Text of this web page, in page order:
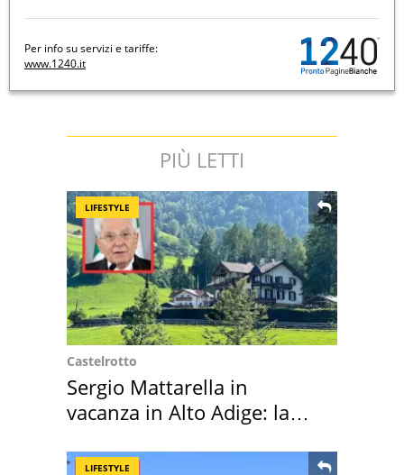
Per info su servizi e tariffe:
www.1240.it
PIÙ LETTI
LIFESTYLE
Castelrotto
Sergio Mattarella in
vacanza in Alto Adige: la
LIFESTYLE